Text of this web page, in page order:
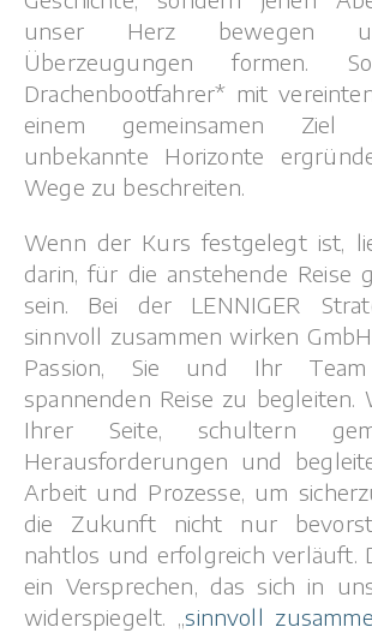
unser Herz bewegen
Überzeugungen formen.
Drachenbootfahrer* mit
einem gemeinsamen
unbekannte Horizonte
Wege zu beschreiten.
Wenn der Kurs festgelegt ist,
darin, für die anstehende Reise
sein. Bei der LENNIGER
sinnvoll zusammen wirken
Passion, Sie und Ihr
spannenden Reise zu begleiten.
Ihrer Seite, schultern
Herausforderungen und
Arbeit und Prozesse, um
die Zukunft nicht nur
nahtlos und erfolgreich verläuft.
ein Versprechen, das sich in
widerspiegelt. „sinnvoll